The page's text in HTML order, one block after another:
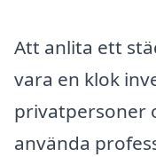
Att anlita ett
vara en klok
privatpersoner
använda